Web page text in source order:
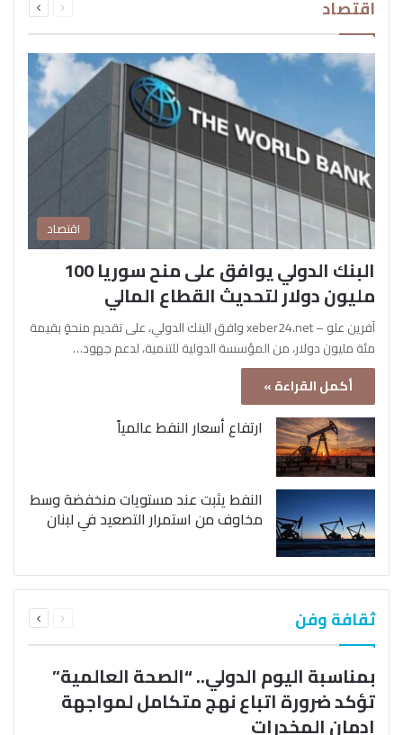
اقتصاد الصفحةالصفحة
اقتصاد
البنك الدولي يوافق على منح سوريا 100
مليون دولار لتحديث القطاع المالي
آفرين علو – xeber24.net وافق البنك الدولي، على تقديم منحةٍ بقيمة
مئة مليون دولار، من المؤسسة الدولية للتنمية، لدعم جهود…
أكمل القراءة »
ارتفاع أسعار النفط عالمياً
النفط يثبت عند مستويات منخفضة وسط
مخاوف من استمرار التصعيد في لبنان
ثقافة وفن الصفحةالصفحة
بمناسبة اليوم الدولي.. “الصحة العالمية”
تؤكد ضرورة اتباع نهج متكامل لمواجهة
إدمان المخدرات